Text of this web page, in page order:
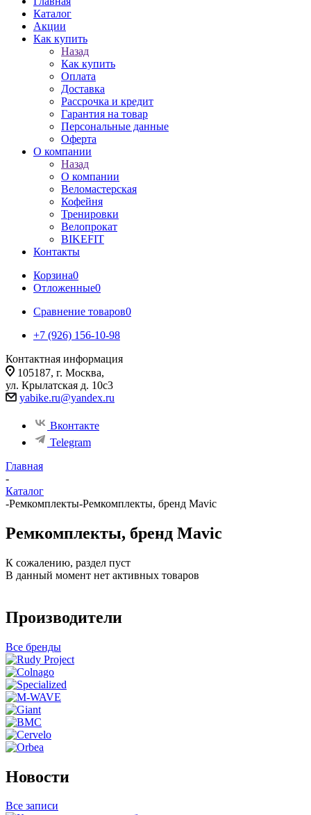
Каталог
Акции
Как купить
Назад
Как купить
Оплата
Доставка
Рассрочка и кредит
Гарантия на товар
Персональные данные
Оферта
О компании
Назад
О компании
Веломастерская
Кофейня
Тренировки
Велопрокат
BIKEFIT
Контакты
Корзина0
Отложенные0
Сравнение товаров0
+7 (926) 156-10-98
Контактная информация
105187, г. Москва,
ул. Крылатская д. 10с3
yabike.ru@yandex.ru
Вконтакте
Telegram
Главная
-
Каталог
-Ремкомплекты-Ремкомплекты, бренд Mavic
Ремкомплекты, бренд Mavic
К сожалению, раздел пуст
В данный момент нет активных товаров
Производители
Все бренды
Новости
Все записи